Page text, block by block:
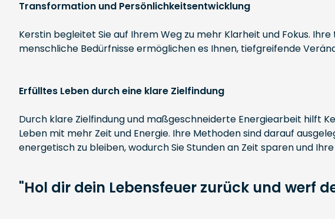
Transformation und Persönlichkeitsentwicklung
Kerstin begleitet Sie auf Ihrem Weg zu mehr Klarheit und Fokus.
menschliche Bedürfnisse ermöglichen es Ihnen, tiefgreifende
Erfülltes Leben durch eine klare Zielfindung
Durch klare Zielfindung und maßgeschneiderte Energiearbeit hilft
Leben mit mehr Zeit und Energie. Ihre Methoden sind darauf
energetisch zu bleiben, wodurch Sie Stunden an Zeit sparen und
"Hol dir dein Lebensfeuer zurück und werf